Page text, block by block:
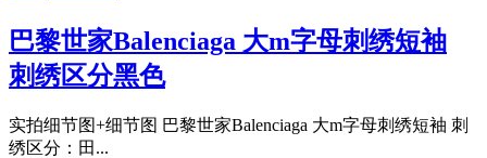
巴黎世家Balenciaga 大m字母刺绣短袖
刺绣区分黑色
实拍细节图+细节图 巴黎世家Balenciaga 大m字母刺绣短袖 刺
绣区分：田...